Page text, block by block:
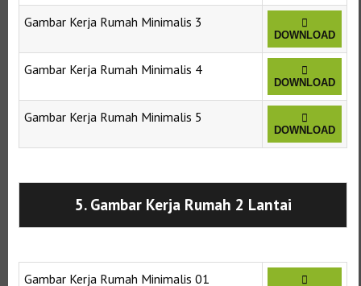
Gambar Kerja Rumah Minimalis 3
DOWNLOAD
Gambar Kerja Rumah Minimalis 4
DOWNLOAD
Gambar Kerja Rumah Minimalis 5
DOWNLOAD
5. Gambar Kerja Rumah 2 Lantai
Gambar Kerja Rumah Minimalis 01